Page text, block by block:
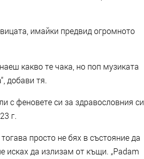
имайки предвид огромното
какво те чака, но поп музиката
добави тя.
с феновете си за здравословния си
г.
просто не бях в състояние да
исках да излизам от къщи. „Padam